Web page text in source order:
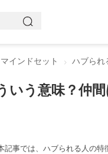
マインドセット ハブられ
いう意味？仲
事では、ハブられる人の